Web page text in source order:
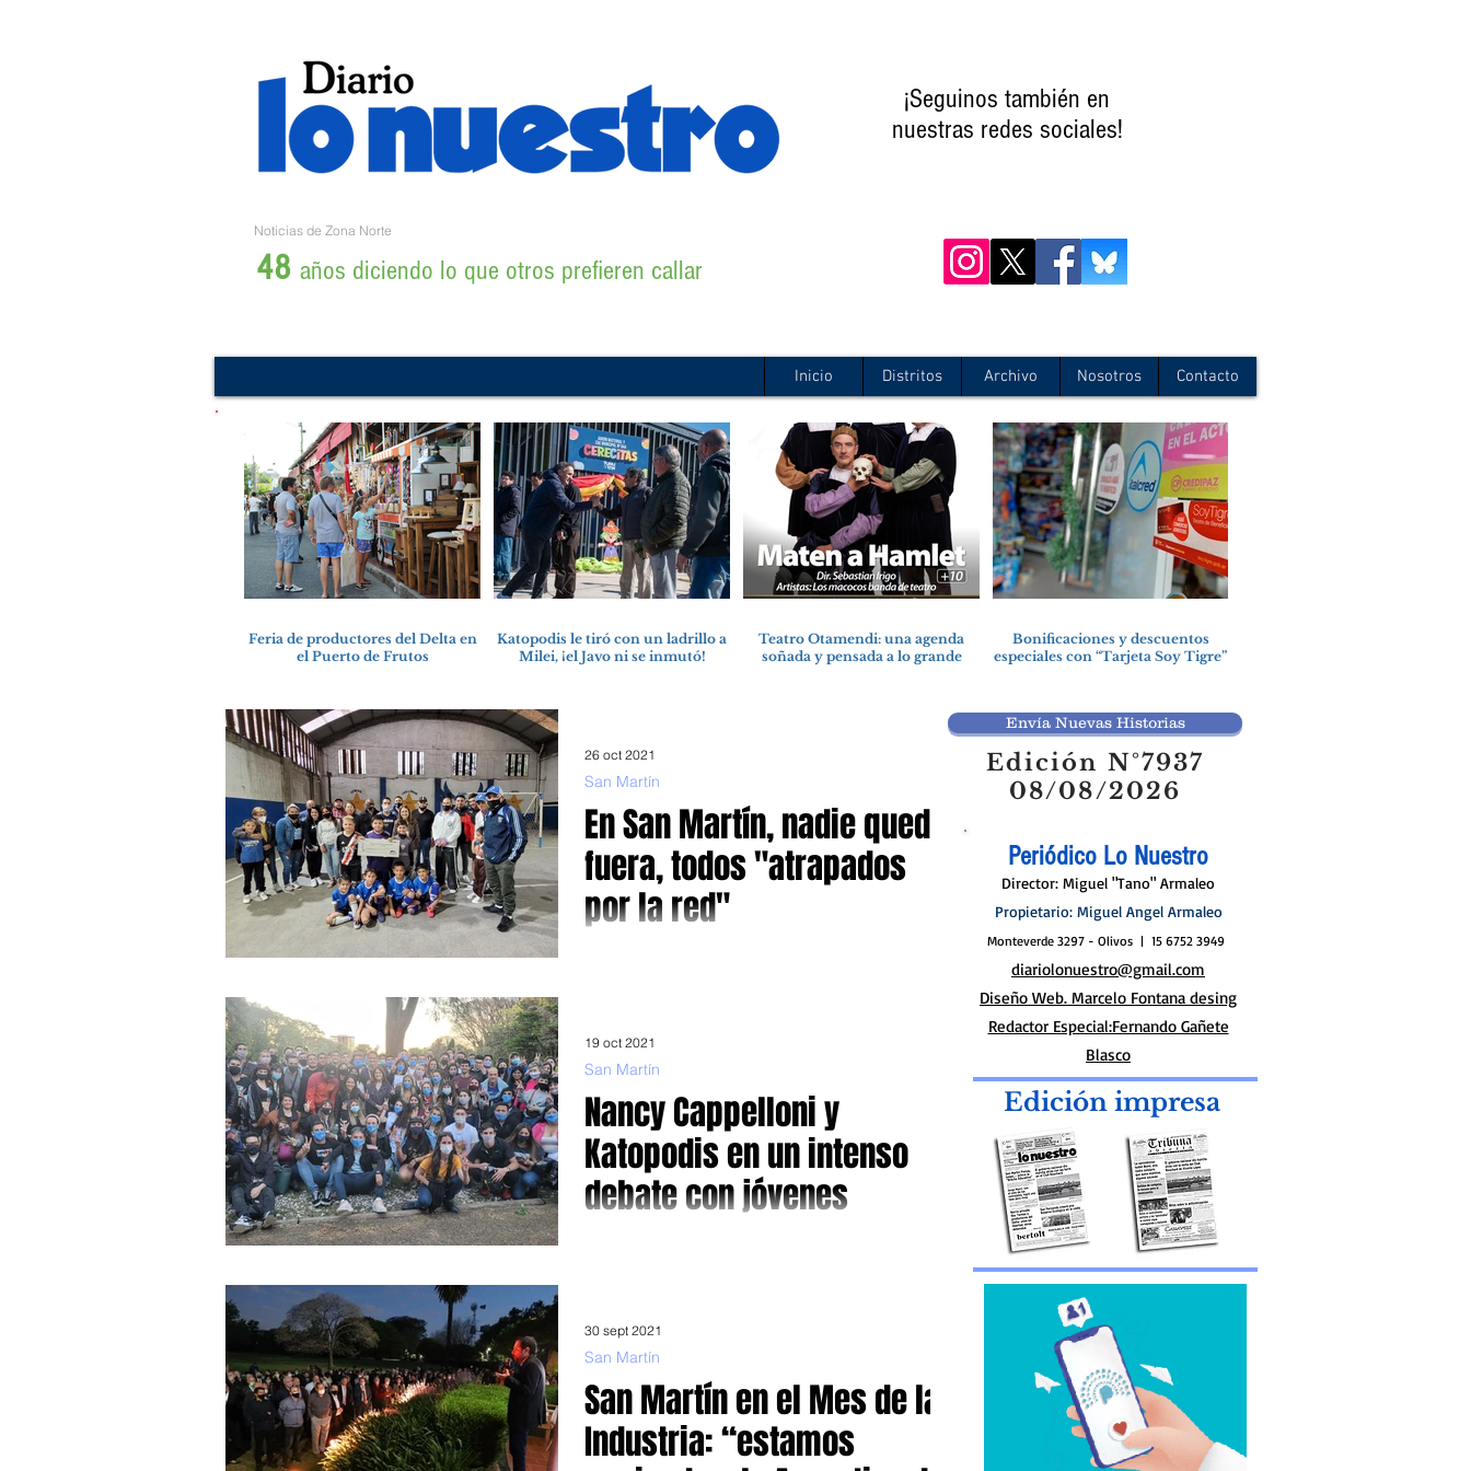
¡Seguinos también en
nuestras redes sociales!
Noticias de Zona Norte
48 años diciendo lo que otros prefieren callar
Inicio Distritos Archivo Nosotros Contacto
Feria de productores del Delta en
el Puerto de Frutos
Katopodis le tiró con un ladrillo a
Milei, ¡el Javo ni se inmutó!
Teatro Otamendi: una agenda
soñada y pensada a lo grande
Bonificaciones y descuentos
especiales con “Tarjeta Soy Tigre”
En San Martín, nadie queda
fuera, todos "atrapados
por la red"
San Martín
26 oct 2021
Nancy Cappelloni y
Katopodis en un intenso
debate con jóvenes
San Martín
19 oct 2021
San Martín en el Mes de la
Industria: “estamos
San Martín
30 sept 2021
Envía Nuevas Historias
Edición N°7937
08/08/2026
Periódico Lo Nuestro
Director: Miguel "Tano" Armaleo
Propietario: Miguel Angel Armaleo
Monteverde 3297 - Olivos | 15 6752 3949
diariolonuestro@gmail.com
Diseño Web. Marcelo Fontana desing
Redactor Especial:Fernando Gañete
Blasco
Edición impresa